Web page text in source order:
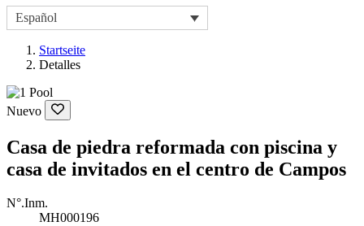
Español
Startseite
Detalles
Nuevo
Casa de piedra reformada con piscina y
casa de invitados en el centro de Campos
N°.Inm.
MH000196